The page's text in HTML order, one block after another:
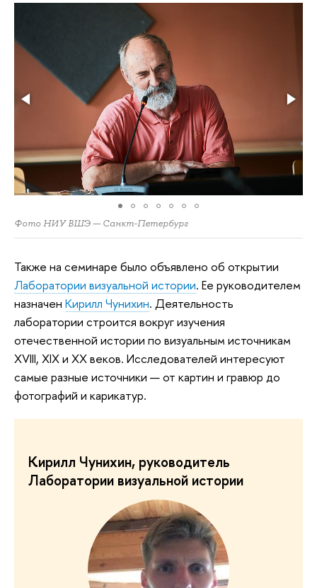
Фото НИУ ВШЭ — Санкт-Петербург
Также на семинаре было объявлено об открытии
Лаборатории визуальной истории. Ее руководителем
назначен Кирилл Чунихин. Деятельность
лаборатории строится вокруг изучения
отечественной истории по визуальным источникам
XVIII, XIX и XX веков. Исследователей интересуют
самые разные источники — от картин и гравюр до
фотографий и карикатур.
Кирилл Чунихин, руководитель
Лаборатории визуальной истории